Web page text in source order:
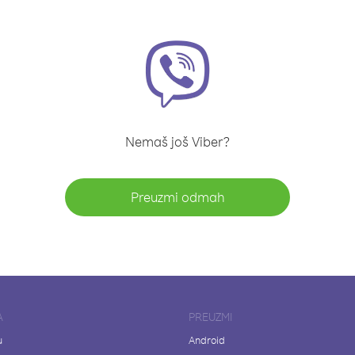
Nemaš još Viber?
Preuzmi odmah
PREUZMI
Android